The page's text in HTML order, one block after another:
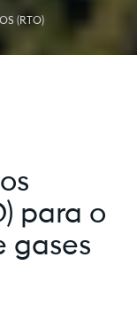
(RTO)
para o
gases